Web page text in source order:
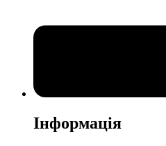
Інформація